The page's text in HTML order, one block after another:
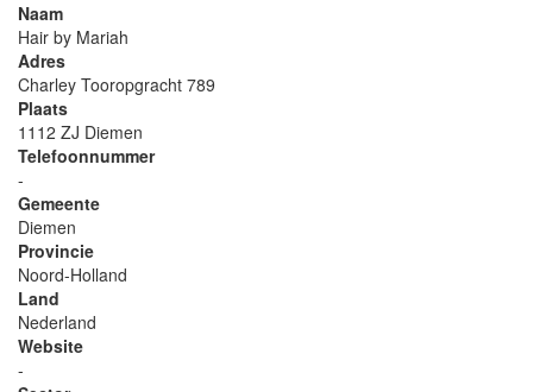
Naam
Hair by Mariah
Adres
Charley Tooropgracht 789
Plaats
1112 ZJ Diemen
Telefoonnummer
-
Gemeente
Diemen
Provincie
Noord-Holland
Land
Nederland
Website
-